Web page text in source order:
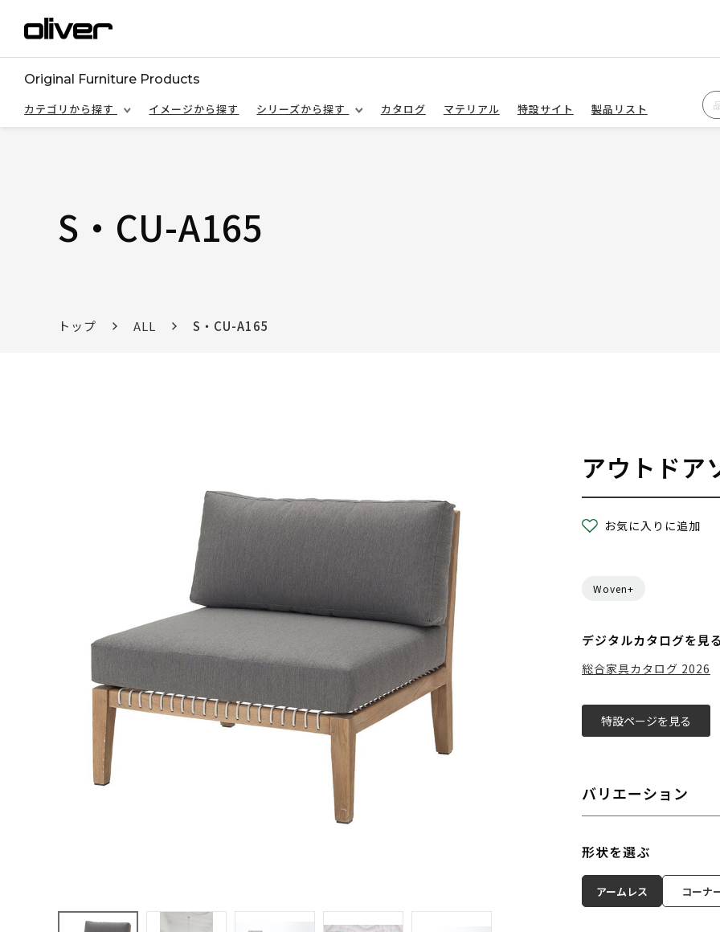
Original Furniture Products
カテゴリから探す
イメージから探す シリーズから探す カタログ マテリアル 特設サイト 製品リスト
S・CU-A165
トップ ALL S・CU-A165
アウトドア
お気に入りに追加
Woven+
デジタルカタログを見る
総合家具カタログ 2026
特設ページを見る
バリエーション
形状を選ぶ
アームレス コーナ